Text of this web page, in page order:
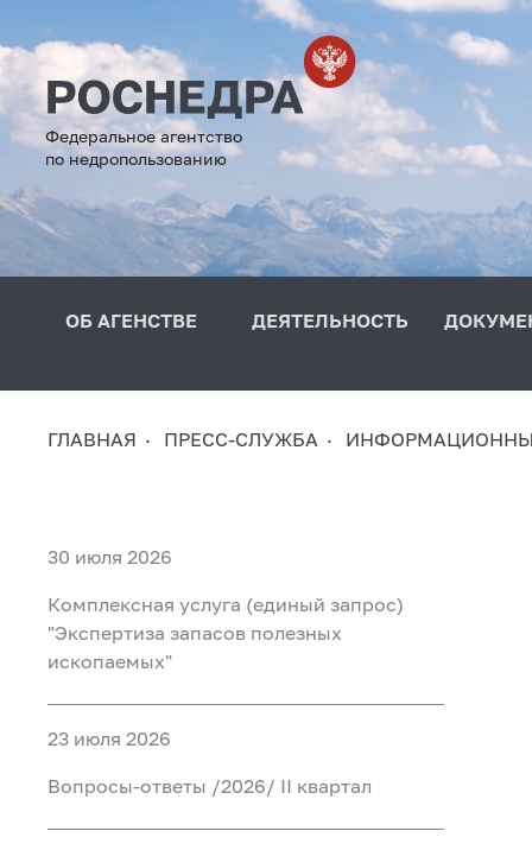
Федеральное агентство
по недропользованию
ОБ АГЕНСТВЕ ДЕЯТЕЛЬНОСТЬ
ГЛАВНАЯ ПРЕСС-СЛУЖБА
30 июля 2026
Комплексная услуга (единый запрос)
"Экспертиза запасов полезных
ископаемых"
23 июля 2026
Вопросы-ответы /2026/ II квартал